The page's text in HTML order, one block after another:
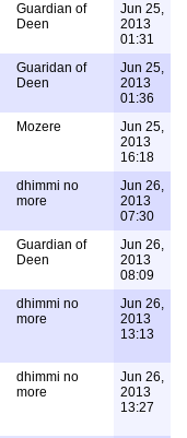
Guardian of
Deen
Jun 25,
2013
01:31
Guaridan of
Deen
Jun 25,
2013
01:36
Mozere
Jun 25,
2013
16:18
dhimmi no
more
Jun 26,
2013
07:30
Guardian of
Deen
Jun 26,
2013
08:09
dhimmi no
more
Jun 26,
2013
13:13
dhimmi no
more
Jun 26,
2013
13:27